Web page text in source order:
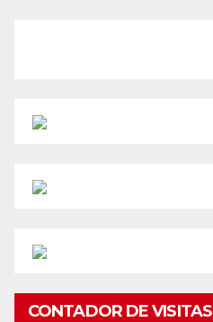
CONTADOR DE VISITAS